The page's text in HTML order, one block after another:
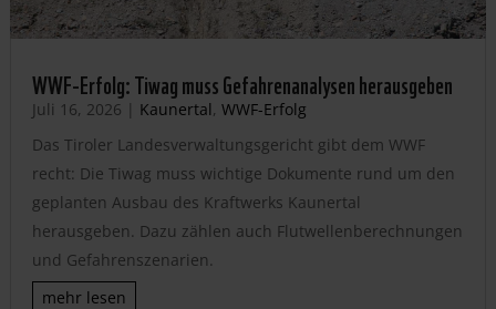
WWF-Erfolg: Tiwag muss Gefahrenanalysen herausgeben
Juli 16, 2026 | Kaunertal, WWF-Erfolg
Das Tiroler Landesverwaltungsgericht gibt dem WWF
recht: Die Tiwag muss wichtige Dokumente rund um den
geplanten Ausbau des Kraftwerks Kaunertal
herausgeben. Dazu zählen auch Flutwellenberechnungen
und Gefahrenszenarien.
mehr lesen